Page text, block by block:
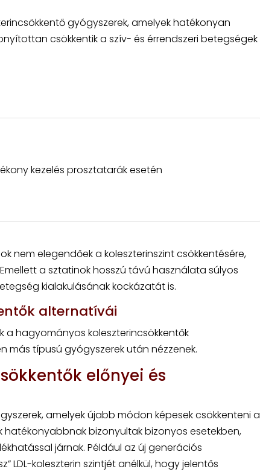
gyógyszerek, amelyek hatékonyan
csökkentik a szív- és érrendszeri betegségek
kezelés prosztatarák esetén
nem elegendőek a koleszterinszint csökkentésére,
a sztatinok hosszú távú használata súlyos
kialakulásának kockázatát is.
alternatívái
a hagyományos koleszterincsökkentők
más típusú gyógyszerek után nézzenek.
előnyei és
amelyek újabb módon képesek csökkenteni a
hatékonyabbnak bizonyultak bizonyos esetekben,
járnak. Például az új generációs
LDL-koleszterin szintjét anélkül, hogy jelentős